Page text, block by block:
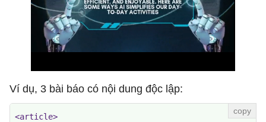
Ví dụ, 3 bài báo có nội dung độc lập:
<article>